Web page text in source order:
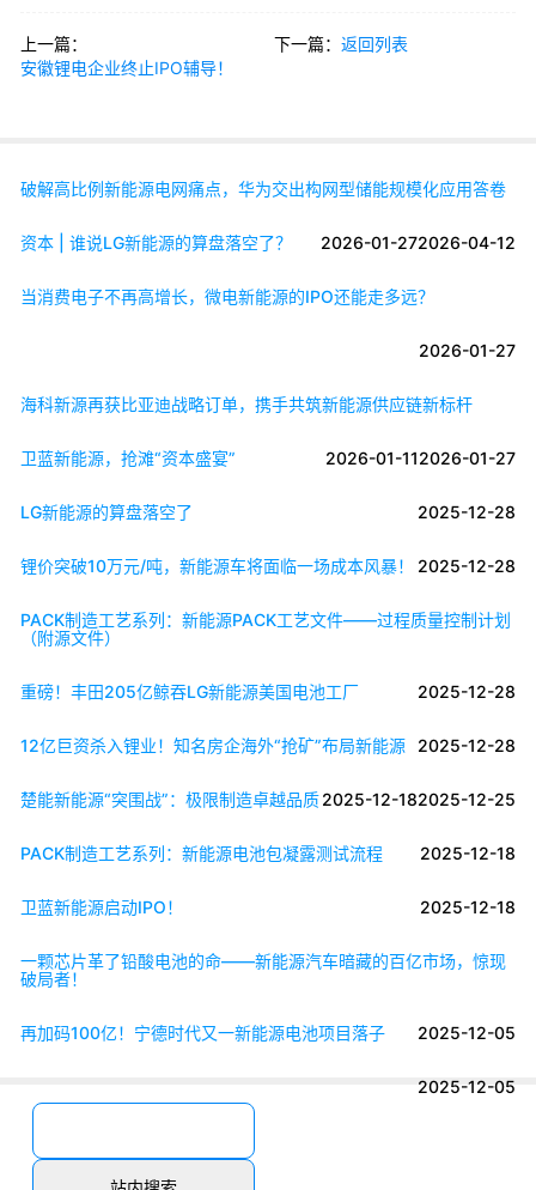
上一篇：
安徽锂电企业终止IPO辅导！
下一篇： 返回列表
破解高比例新能源电网痛点，华为交出构网型储能规模化应用答卷
2026-04-12
资本 | 谁说LG新能源的算盘落空了？ 2026-01-27
当消费电子不再高增长，微电新能源的IPO还能走多远？
2026-01-27
海科新源再获比亚迪战略订单，携手共筑新能源供应链新标杆
2026-01-27
卫蓝新能源，抢滩“资本盛宴” 2026-01-11
LG新能源的算盘落空了 2025-12-28
锂价突破10万元/吨，新能源车将面临一场成本风暴！ 2025-12-28
PACK制造工艺系列：新能源PACK工艺文件——过程质量控制计划
（附源文件）
2025-12-28
重磅！丰田205亿鲸吞LG新能源美国电池工厂
2025-12-28
12亿巨资杀入锂业！知名房企海外“抢矿”布局新能源
2025-12-25
楚能新能源“突围战”：极限制造卓越品质2025-12-18
PACK制造工艺系列：新能源电池包凝露测试流程 2025-12-18
卫蓝新能源启动IPO！ 2025-12-18
一颗芯片革了铅酸电池的命——新能源汽车暗藏的百亿市场，惊现
破局者！
2025-12-05
再加码100亿！宁德时代又一新能源电池项目落子
2025-12-05